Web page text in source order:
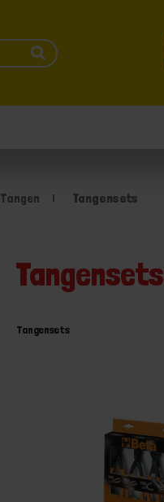
Tangen Tangensets
Tangensets
Tangensets